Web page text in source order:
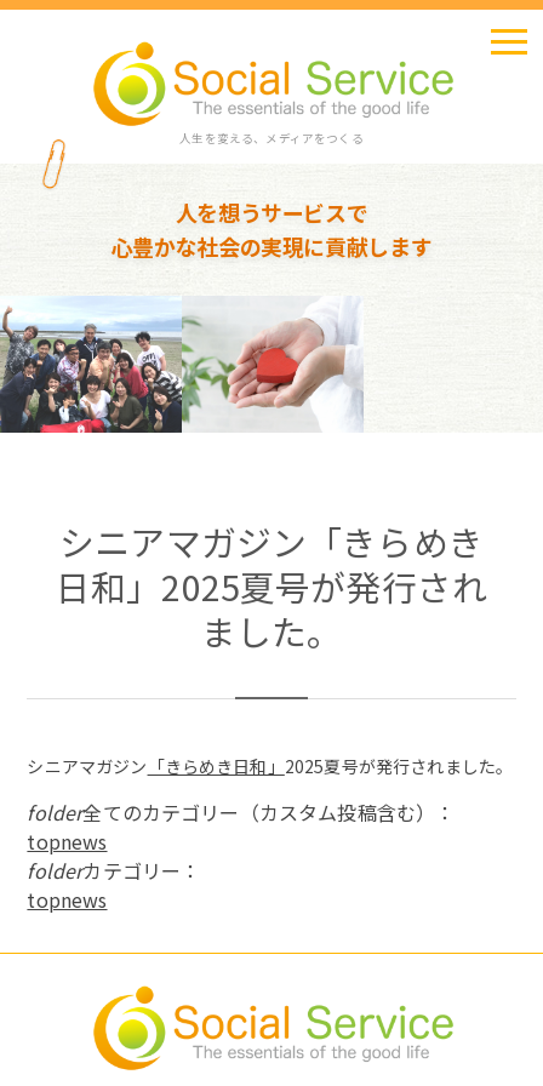
人生を変える、メディアをつくる
人を想うサービスで
心豊かな社会の実現に貢献します
シニアマガジン「きらめき
日和」2025夏号が発行され
ました。
シニアマガジン 「きらめき日和」 2025夏号が発行されました。
folder全てのカテゴリー（カスタム投稿含む）：
topnews
folderカテゴリー：
topnews